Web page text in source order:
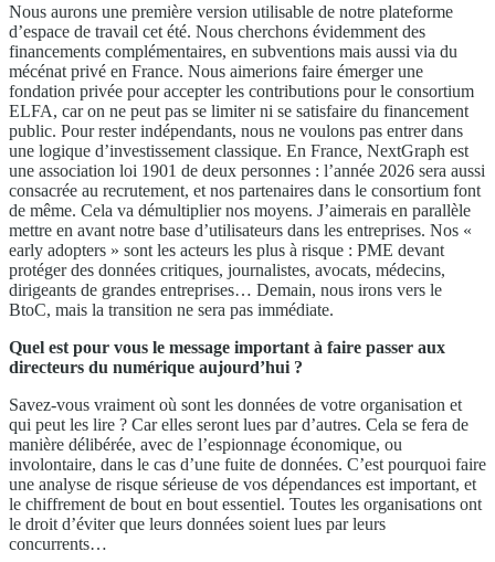
Nous aurons une première version utilisable de notre plateforme
d’espace de travail cet été. Nous cherchons évidemment des
financements complémentaires, en subventions mais aussi via du
mécénat privé en France. Nous aimerions faire émerger une
fondation privée pour accepter les contributions pour le consortium
ELFA, car on ne peut pas se limiter ni se satisfaire du financement
public. Pour rester indépendants, nous ne voulons pas entrer dans
une logique d’investissement classique. En France, NextGraph est
une association loi 1901 de deux personnes : l’année 2026 sera aussi
consacrée au recrutement, et nos partenaires dans le consortium font
de même. Cela va démultiplier nos moyens. J’aimerais en parallèle
mettre en avant notre base d’utilisateurs dans les entreprises. Nos «
early adopters » sont les acteurs les plus à risque : PME devant
protéger des données critiques, journalistes, avocats, médecins,
dirigeants de grandes entreprises… Demain, nous irons vers le
BtoC, mais la transition ne sera pas immédiate.
Quel est pour vous le message important à faire passer aux
directeurs du numérique aujourd’hui ?
Savez-vous vraiment où sont les données de votre organisation et
qui peut les lire ? Car elles seront lues par d’autres. Cela se fera de
manière délibérée, avec de l’espionnage économique, ou
involontaire, dans le cas d’une fuite de données. C’est pourquoi faire
une analyse de risque sérieuse de vos dépendances est important, et
le chiffrement de bout en bout essentiel. Toutes les organisations ont
le droit d’éviter que leurs données soient lues par leurs
concurrents…